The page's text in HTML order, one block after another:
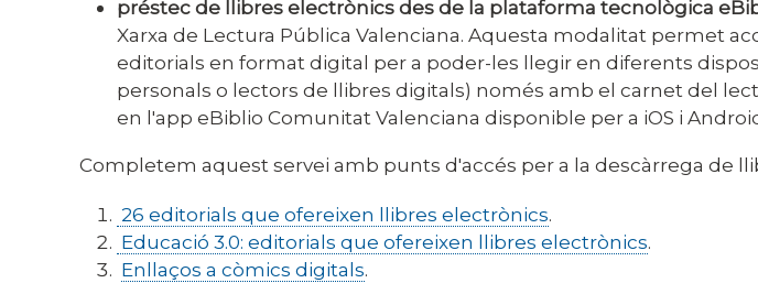
préstec de llibres electrònics des de la plataforma tecnològica
Xarxa de Lectura Pública Valenciana. Aquesta modalitat permet
editorials en format digital per a poder-les llegir en diferents
personals o lectors de llibres digitals) només amb el carnet del
en l'app eBiblio Comunitat Valenciana disponible per a iOS i
Completem aquest servei amb punts d'accés per a la descàrrega de
26 editorials que ofereixen llibres electrònics.
Educació 3.0: editorials que ofereixen llibres electrònics.
Enllaços a còmics digitals.